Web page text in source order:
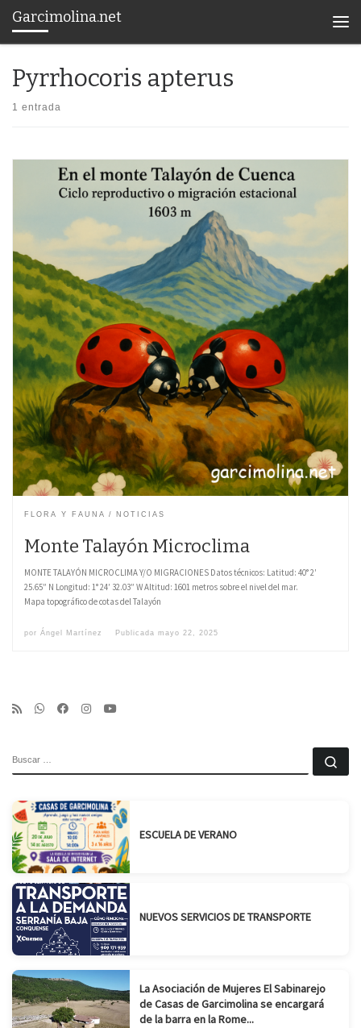
Saltar al contenido
Garcimolina.net
Pyrrhocoris apterus
1 entrada
FLORA Y FAUNA NOTICIAS
Monte Talayón Microclima
MONTE TALAYÓN MICROCLIMA Y/O MIGRACIONES Datos técnicos: Latitud: 40° 2′
25.65″ N Longitud: 1° 24′ 32.03″ W Altitud: 1601 metros sobre el nivel del mar.
Mapa topográfico de cotas del Talayón
por Ángel Martínez Publicada mayo 22, 2025
ESCUELA DE VERANO
NUEVOS SERVICIOS DE TRANSPORTE
La Asociación de Mujeres El Sabinarejo
de Casas de Garcimolina se encargará
de la barra en la Rome...